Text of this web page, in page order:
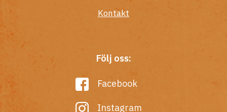
Kontakt
Följ oss:
Facebook
Instagram